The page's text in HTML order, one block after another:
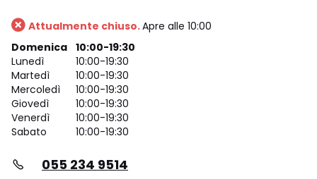
Attualmente chiuso.Apre alle 10:00
Domenica 10:00-19:30
Lunedì
10:00-19:30
Martedì
10:00-19:30
Mercoledì
10:00-19:30
Giovedì
10:00-19:30
Venerdì
10:00-19:30
Sabato
10:00-19:30
055 234 9514